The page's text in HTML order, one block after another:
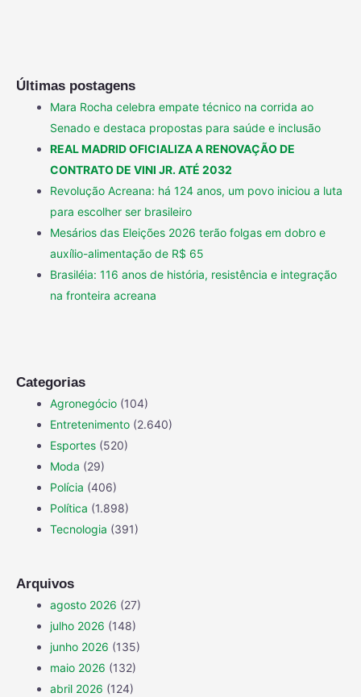
Últimas postagens
Mara Rocha celebra empate técnico na corrida ao
Senado e destaca propostas para saúde e inclusão
REAL MADRID OFICIALIZA A RENOVAÇÃO DE
CONTRATO DE VINI JR. ATÉ 2032
Revolução Acreana: há 124 anos, um povo iniciou a luta
para escolher ser brasileiro
Mesários das Eleições 2026 terão folgas em dobro e
auxílio-alimentação de R$ 65
Brasiléia: 116 anos de história, resistência e integração
na fronteira acreana
Categorias
Agronegócio (104)
Entretenimento (2.640)
Esportes (520)
Moda (29)
Polícia (406)
Política (1.898)
Tecnologia (391)
Arquivos
agosto 2026 (27)
julho 2026 (148)
junho 2026 (135)
maio 2026 (132)
abril 2026 (124)